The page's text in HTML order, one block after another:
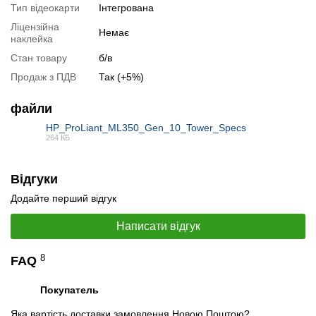
Відеоогляд
Слідкувати в Instagram
Тип відеокарти
Інтегрована
Ліцензійна
наклейка
Немає
Стан товару
б/в
Продаж з ПДВ
Так (+5%)
файли
HP_ProLiant_ML350_Gen_10_Tower_Specs
264 КБ
Відгуки
Додайте перший відгук
Написати відгук
FAQ 8
Покупатель